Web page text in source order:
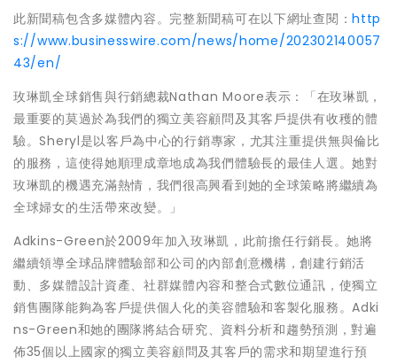
此新聞稿包含多媒體內容。完整新聞稿可在以下網址查閱：http
s://www.businesswire.com/news/home/202302140057
43/en/
玫琳凱全球銷售與行銷總裁Nathan Moore表示：「在玫琳凱，
最重要的莫過於為我們的獨立美容顧問及其客戶提供有收穫的體
驗。Sheryl是以客戶為中心的行銷專家，尤其注重提供無與倫比
的服務，這使得她順理成章地成為我們體驗長的最佳人選。她對
玫琳凱的機遇充滿熱情，我們很高興看到她的全球策略將繼續為
全球婦女的生活帶來改變。」
Adkins-Green於2009年加入玫琳凱，此前擔任行銷長。她將
繼續領導全球品牌體驗部和公司的內部創意機構，創建行銷活
動、多媒體設計資產、社群媒體內容和整合式數位通訊，使獨立
銷售團隊能夠為客戶提供個人化的美容體驗和客製化服務。Adki
ns-Green和她的團隊將結合研究、資料分析和趨勢預測，對遍
佈35個以上國家的獨立美容顧問及其客戶的需求和期望進行預